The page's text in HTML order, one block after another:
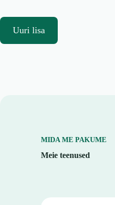
Uuri lisa
MIDA ME PAKUME
Meie teenused